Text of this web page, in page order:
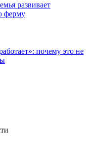
развивает
ферму
почему это не